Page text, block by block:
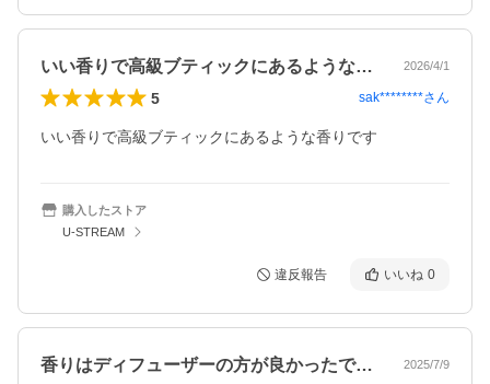
いい香りで高級ブティックにあるような香… 2026/4/1
5 sak********さん
いい香りで高級ブティックにあるような香りです
購入したストア
U-STREAM
違反報告 いいね 0
香りはディフューザーの方が良かったです… 2025/7/9